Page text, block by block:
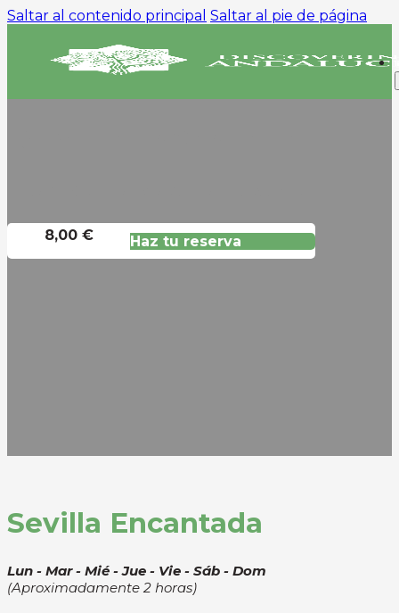
Saltar al contenido principal Saltar al pie de página
8,00 € Haz tu reserva
Sevilla Encantada
Lun - Mar - Mié - Jue - Vie - Sáb - Dom
(Aproximadamente 2 horas)